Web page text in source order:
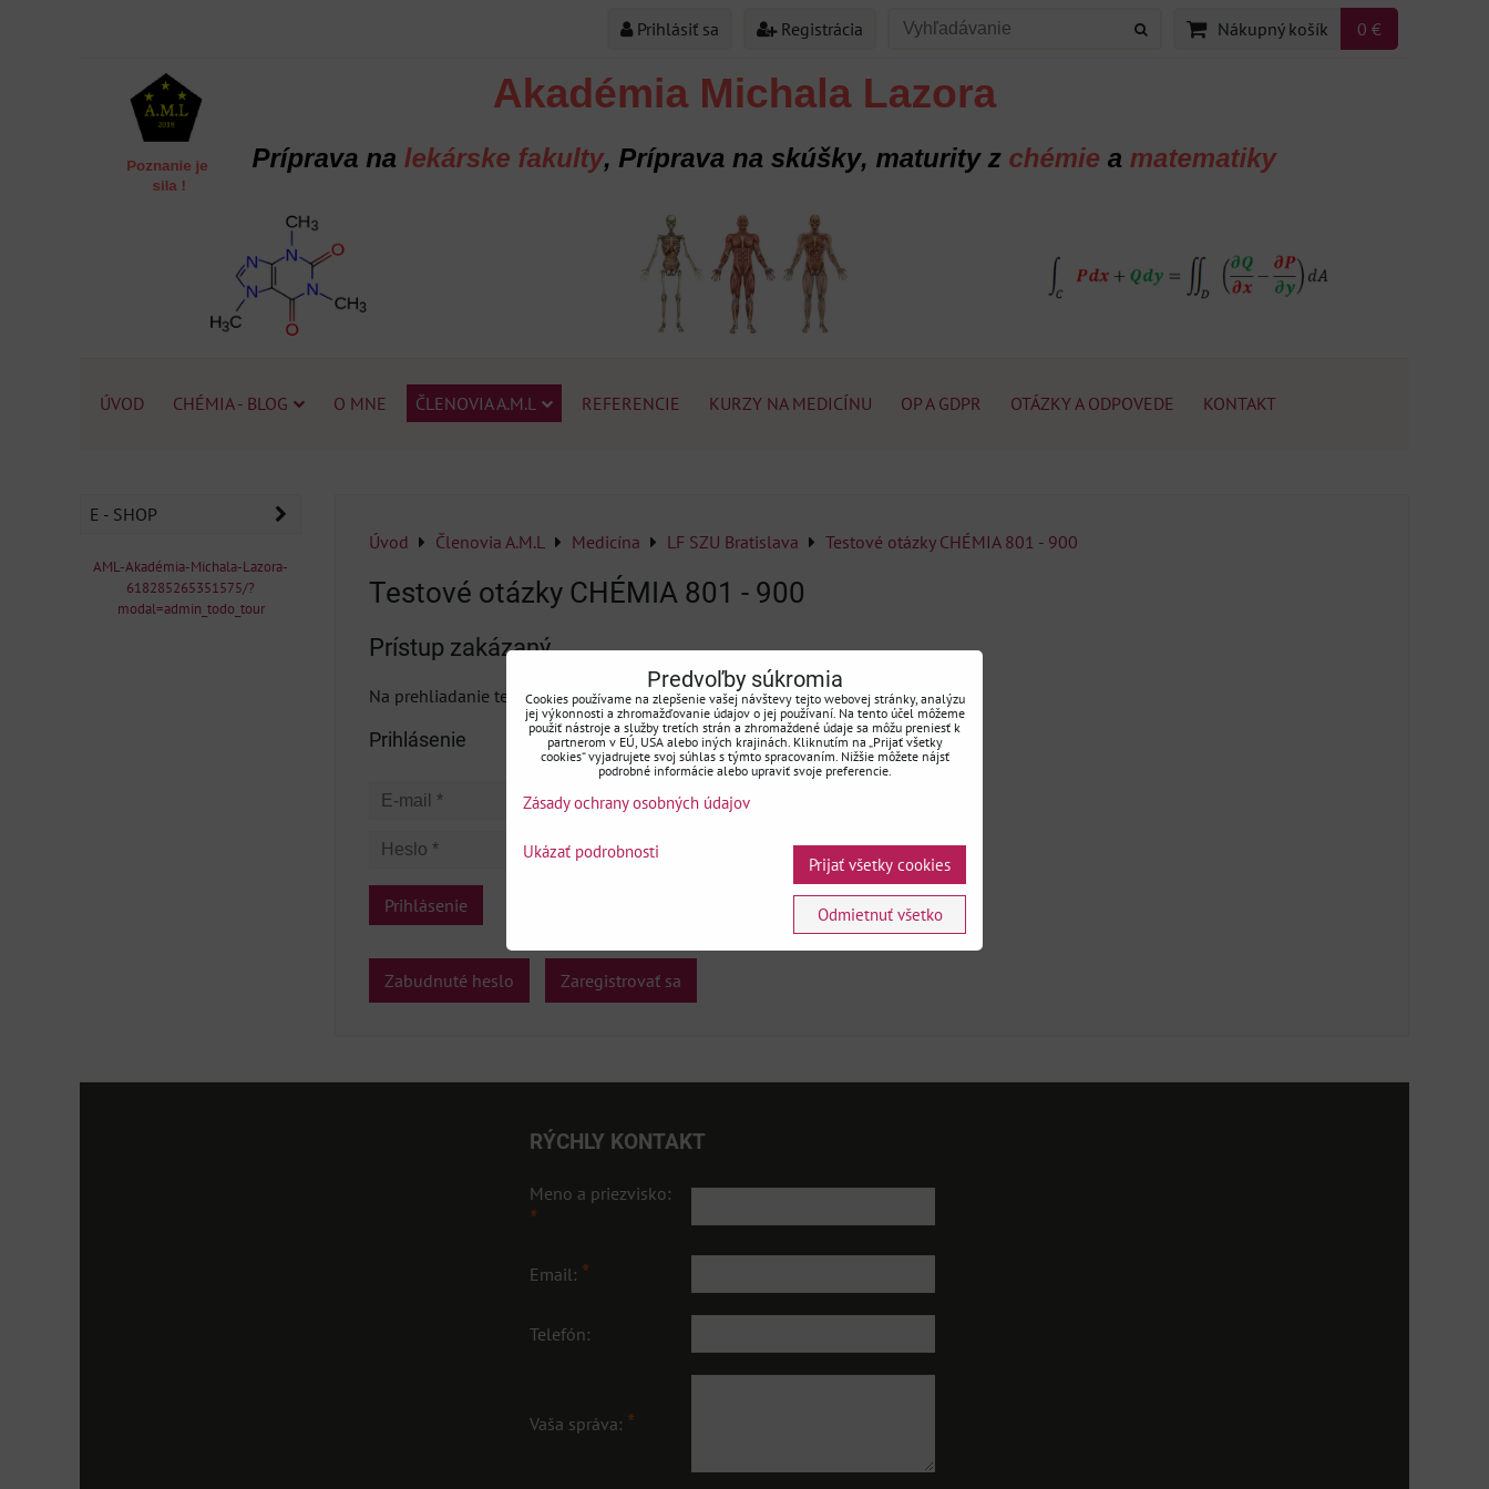
Prihlásiť sa Registrácia Nákupný košík 0 €
ÚVOD CHÉMIA - BLOG O MNE ČLENOVIA A.M.L REFERENCIE KURZY NA MEDICÍNU OP A GDPR OTÁZKY A ODPOVEDE KONTAKT
Úvod Členovia A.M.L Medicína LF SZU Bratislava Testové otázky CHÉMIA 801 - 900
Testové otázky CHÉMIA 801 - 900
Prístup zakázaný
Na prehliadanie tejto stránky musíte byť prihlásený.
Prihlásenie
Prihlásenie
Zabudnuté heslo Zaregistrovať sa
E - SHOP
AML-Akadémia-Michala-Lazora-
618285265351575/?
modal=admin_todo_tour
RÝCHLY KONTAKT
Meno a priezvisko:
*
Email: *
Telefón:
Vaša správa: *
Predvoľby súkromia
Cookies používame na zlepšenie vašej návštevy tejto webovej stránky, analýzu
jej výkonnosti a zhromažďovanie údajov o jej používaní. Na tento účel môžeme
použiť nástroje a služby tretích strán a zhromaždené údaje sa môžu preniesť k
partnerom v EÚ, USA alebo iných krajinách. Kliknutím na „Prijať všetky
cookies“ vyjadrujete svoj súhlas s týmto spracovaním. Nižšie môžete nájsť
podrobné informácie alebo upraviť svoje preferencie.
Zásady ochrany osobných údajov
Ukázať podrobnosti
Prijať všetky cookies
Odmietnuť všetko